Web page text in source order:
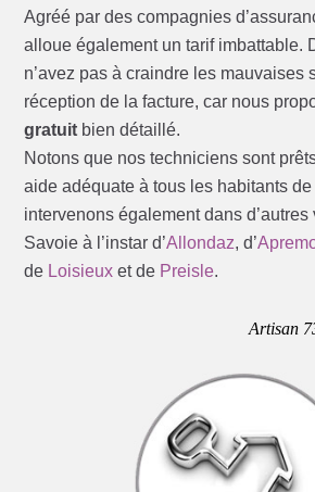
Agréé par des compagnies
alloue également un tarif imbattable.
n’avez pas à craindre les mauvaises
réception de la facture, car nous
gratuit bien détaillé.
Notons que nos techniciens sont
aide adéquate à tous les habitants
intervenons également dans
Savoie à l’instar d’Allondaz, d’
de Loisieux et de Preisle.
Artisan